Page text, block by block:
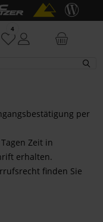
4
per
Zeit in
erhalten.
finden Sie